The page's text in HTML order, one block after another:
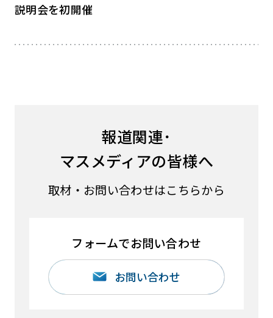
説明会を初開催
報道関連･
マスメディアの皆様へ
取材・お問い合わせはこちらから
フォームでお問い合わせ
お問い合わせ